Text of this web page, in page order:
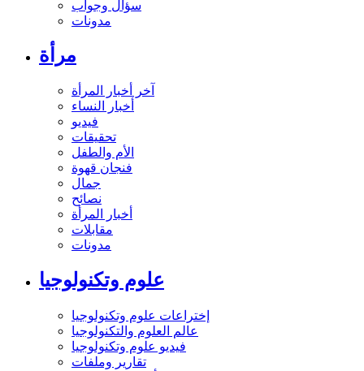
سؤال وجواب
مدونات
مرأة
آخر أخبار المرأة
أخبار النساء
فيديو
تحقيقات
الأم والطفل
فنجان قهوة
جمال
نصائح
أخبار المرأة
مقابلات
مدونات
علوم وتكنولوجيا
إختراعات علوم وتكنولوجيا
عالم العلوم والتكنولوجيا
فيديو علوم وتكنولوجيا
تقارير وملفات